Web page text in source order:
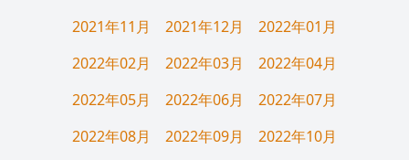
2021年11月
2021年12月
2022年01月
2022年02月
2022年03月
2022年04月
2022年05月
2022年06月
2022年07月
2022年08月
2022年09月
2022年10月